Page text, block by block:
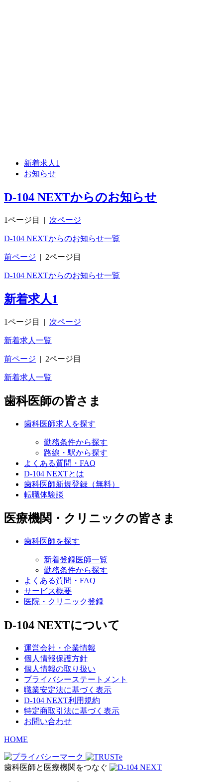
新着求人1
お知らせ
D-104 NEXTからのお知らせ
1ページ目 | 次ページ
D-104 NEXTからのお知らせ一覧
前ページ | 2ページ目
D-104 NEXTからのお知らせ一覧
新着求人1
1ページ目 | 次ページ
新着求人一覧
前ページ | 2ページ目
新着求人一覧
歯科医師の皆さま
歯科医師求人を探す
勤務条件から探す
路線・駅から探す
よくある質問・FAQ
D-104 NEXTとは
歯科医師新規登録（無料）
転職体験談
医療機関・クリニックの皆さま
歯科医師を探す
新着登録医師一覧
勤務条件から探す
よくある質問・FAQ
サービス概要
医院・クリニック登録
D-104 NEXTについて
運営会社・企業情報
個人情報保護方針
個人情報の取り扱い
プライバシーステートメント
職業安定法に基づく表示
D-104 NEXT利用規約
特定商取引法に基づく表示
お問い合わせ
HOME
歯科医師と医療機関をつなぐ